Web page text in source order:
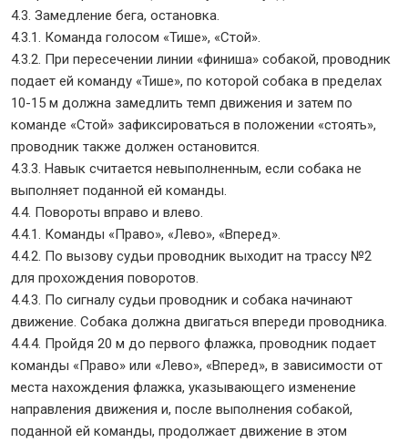
4.3. Замедление бега, остановка.
4.3.1. Команда голосом «Тише», «Стой».
4.3.2. При пересечении линии «финиша» собакой, проводник
подает ей команду «Тише», по которой собака в пределах
10-15 м должна замедлить темп движения и затем по
команде «Стой» зафиксироваться в положении «стоять»,
проводник также должен остановится.
4.3.3. Навык считается невыполненным, если собака не
выполняет поданной ей команды.
4.4. Повороты вправо и влево.
4.4.1. Команды «Право», «Лево», «Вперед».
4.4.2. По вызову судьи проводник выходит на трассу №2
для прохождения поворотов.
4.4.3. По сигналу судьи проводник и собака начинают
движение. Собака должна двигаться впереди проводника.
4.4.4. Пройдя 20 м до первого флажка, проводник подает
команды «Право» или «Лево», «Вперед», в зависимости от
места нахождения флажка, указывающего изменение
направления движения и, после выполнения собакой,
поданной ей команды, продолжает движение в этом